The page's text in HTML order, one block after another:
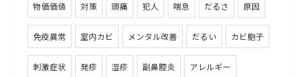
物価価値 対策 頭痛 犯人 喘息 だるさ 原因
免疫異常 室内カビ メンタル改善 だるい カビ胞子
刺激症状 発疹 湿疹 副鼻腔炎 アレルギー